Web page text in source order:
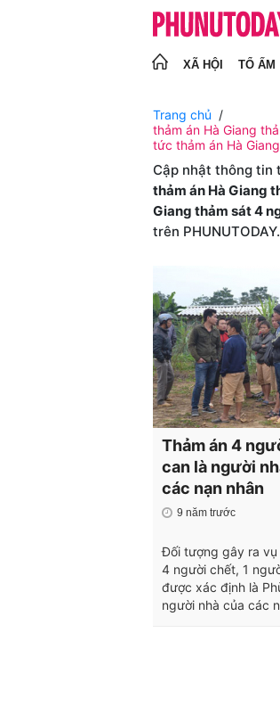
XÃ HỘI TỔ ẤM
Trang chủ
thảm án Hà Giang
tức thảm án Hà
Cập nhật thông tin
thảm án Hà Giang
Giang thảm sát 4
trên
Thảm án 4
can là người
các nạn nhân
9 năm trước
Đối tượng gây ra vụ
4 người chết, 1
được xác định là
người nhà của các